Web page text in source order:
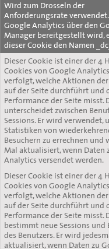
Wird zum Drosseln der
Anforderungsrate
Google Analytics über den
Manager bereitgestellt wird,
dieser Cookie den Namen
Dieser Cookie ist einer der 4
Cookies von Google
verfolgt, welche Aktionen
auf der Seite durchführt und
Performance der Seite misst.
unterscheidet zwischen
Sessions. Er wird verwendet,
Statistiken von
Besuchern zu errechnen und
Mal aktualisiert, wenn Daten
Analytics versendet werden.
Dieser Cookie ist einer der 4
Cookies von Google
verfolgt, welche Aktionen
auf der Seite durchführt und
Performance der Seite misst.
bestimmt neue Sessions und
des Benutzers. Er wird
aktualisiert, wenn Daten zu